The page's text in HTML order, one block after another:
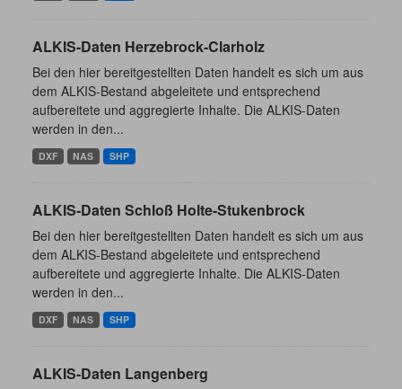
ALKIS-Daten Herzebrock-Clarholz
Bei den hier bereitgestellten Daten handelt es sich um aus
dem ALKIS-Bestand abgeleitete und entsprechend
aufbereitete und aggregierte Inhalte. Die ALKIS-Daten
werden in den...
DXF NAS SHP
ALKIS-Daten Schloß Holte-Stukenbrock
Bei den hier bereitgestellten Daten handelt es sich um aus
dem ALKIS-Bestand abgeleitete und entsprechend
aufbereitete und aggregierte Inhalte. Die ALKIS-Daten
werden in den...
DXF NAS SHP
ALKIS-Daten Langenberg